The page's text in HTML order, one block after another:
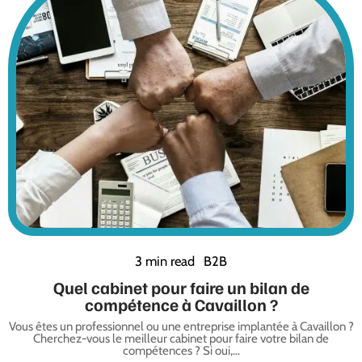
3 min read B2B
Quel cabinet pour faire un bilan de
compétence à Cavaillon ?
Vous êtes un professionnel ou une entreprise implantée à Cavaillon ?
Cherchez-vous le meilleur cabinet pour faire votre bilan de
compétences ? Si oui,…